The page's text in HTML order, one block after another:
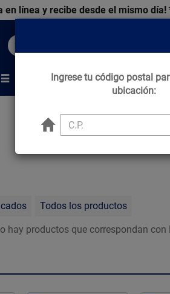
en línea y recibe desde el mismo día!
Marcas Tips que
Todos los productos
hay productos que correspondan
Ingrese tu código postal
ubicación: